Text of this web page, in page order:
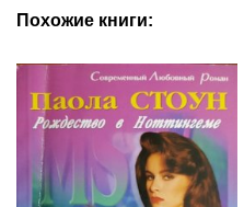
Похожие книги: